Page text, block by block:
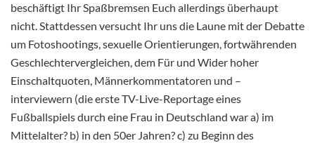
beschäftigt Ihr Spaßbremsen Euch allerdings überhaupt
nicht. Stattdessen versucht Ihr uns die Laune mit der Debatte
um Fotoshootings, sexuelle Orientierungen, fortwährenden
Geschlechtervergleichen, dem Für und Wider hoher
Einschaltquoten, Männerkommentatoren und –
interviewern (die erste TV-Live-Reportage eines
Fußballspiels durch eine Frau in Deutschland war a) im
Mittelalter? b) in den 50er Jahren? c) zu Beginn des